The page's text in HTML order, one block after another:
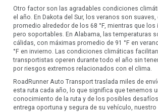
Otro factor son las agradables condiciones
el año. En Dakota del Sur, los veranos son
promedio alrededor de los 68 °F, mientras que
pero soportables. En Alabama, las temperaturas
cálidas, con máximas promedio de 91 °F en
°F en invierno. Las condiciones climáticas
transportistas operen durante todo el año sin
por riesgos extremos relacionados con el clima.
RoadRunner Auto Transport traslada miles de
esta ruta cada año, lo que significa que tenemos
conocimiento de la ruta y de los posibles
entrega oportuna y segura de su vehículo,